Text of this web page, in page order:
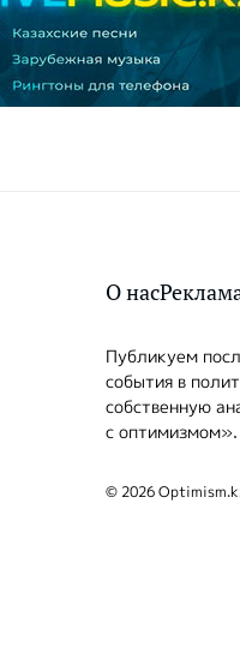
О нас
Публикуем
события в
собственную
с оптимизмом».
© 2026